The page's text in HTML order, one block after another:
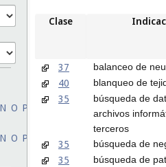
N O P R S T X Z
N O P V W
Clase
37 balanceo de
40 blanqueo de
35
búsqueda de
archivos
terceros
35 búsqueda de
35 búsqueda de